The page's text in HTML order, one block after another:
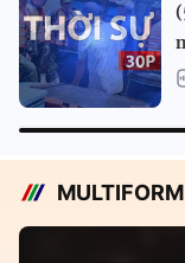
MULTIFORM